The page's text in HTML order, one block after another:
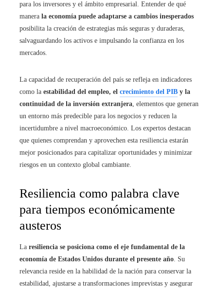
para los inversores y el ámbito empresarial. Entender de qué
manera la economía puede adaptarse a cambios inesperados
posibilita la creación de estrategias más seguras y duraderas,
salvaguardando los activos e impulsando la confianza en los
mercados.
La capacidad de recuperación del país se refleja en indicadores
como la estabilidad del empleo, el crecimiento del PIB y la
continuidad de la inversión extranjera, elementos que generan
un entorno más predecible para los negocios y reducen la
incertidumbre a nivel macroeconómico. Los expertos destacan
que quienes comprendan y aprovechen esta resiliencia estarán
mejor posicionados para capitalizar oportunidades y minimizar
riesgos en un contexto global cambiante.
Resiliencia como palabra clave
para tiempos económicamente
austeros
La resiliencia se posiciona como el eje fundamental de la
economía de Estados Unidos durante el presente año. Su
relevancia reside en la habilidad de la nación para conservar la
estabilidad, ajustarse a transformaciones imprevistas y asegurar